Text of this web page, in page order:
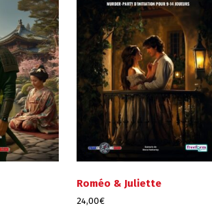
Roméo & Juliette
24,00€